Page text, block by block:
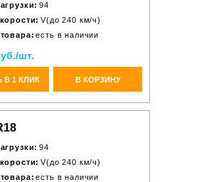
94
V(до 240 км/ч)
есть в наличии
шт.
В 1 КЛИК В КОРЗИНУ
94
V(до 240 км/ч)
есть в наличии